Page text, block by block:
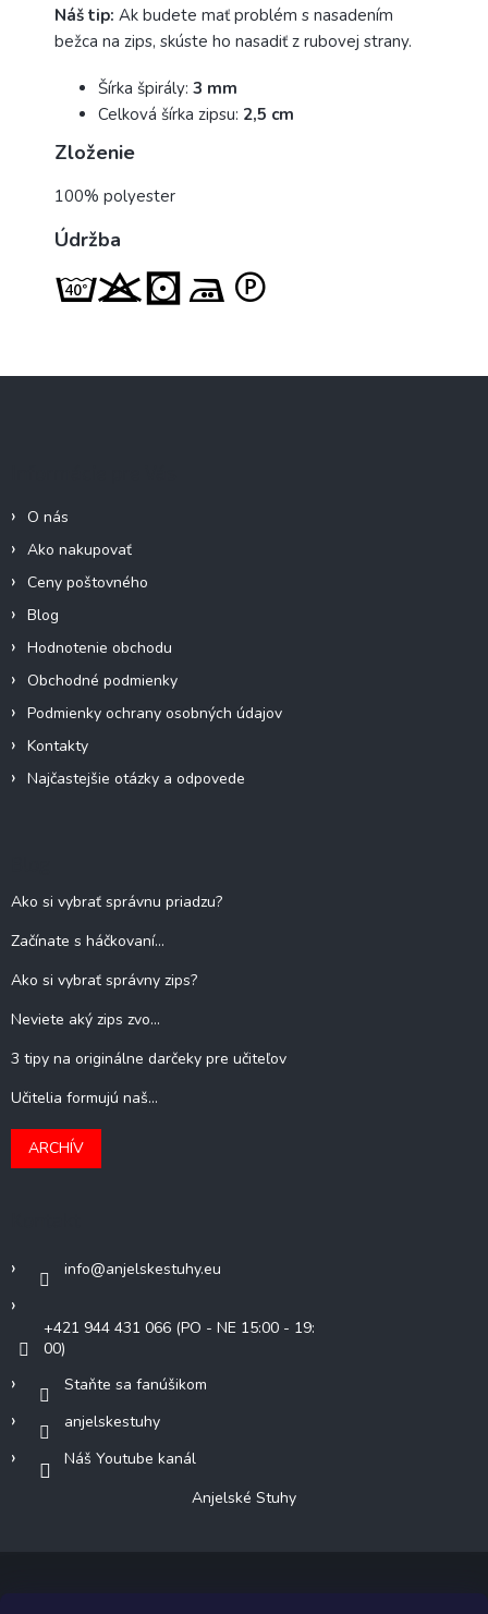
Náš tip: Ak budete mať problém s nasadením
bežca na zips, skúste ho nasadiť z rubovej strany.
Šírka špirály: 3 mm
Celková šírka zipsu: 2,5 cm
Zloženie
100% polyester
Údržba
O nás
Ako nakupovať
Ceny poštovného
Blog
Hodnotenie obchodu
Obchodné podmienky
Podmienky ochrany osobných údajov
Kontakty
Najčastejšie otázky a odpovede
Ako si vybrať správnu priadzu?
Začínate s háčkovaní...
Ako si vybrať správny zips?
Neviete aký zips zvo...
3 tipy na originálne darčeky pre učiteľov
Učitelia formujú naš...
ARCHÍV
info@anjelskestuhy.eu
+421 944 431 066 (PO - NE 15:00 - 19:
00)
Staňte sa fanúšikom
anjelskestuhy
Náš Youtube kanál
Anjelské Stuhy